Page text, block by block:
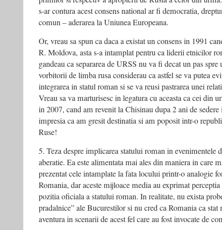
s-ar contura acest consens national ar fi democratia,
comun – aderarea la Uniunea Europeana.
Or, vreau sa spun ca daca a existat un consens in 1991
R. Moldova, asta s-a intamplat pentru ca liderii etnicilor
gandeau ca separarea de URSS nu va fi decat un pas
vorbitorii de limba rusa considerau ca astfel se va putea
integrarea in statul roman si se va reusi pastrarea unei
Vreau sa va marturisesc in legatura cu aceasta ca cei din
in 2007, cand am revenit la Chisinau dupa 2 ani de
impresia ca am gresit destinatia si am poposit intr-o
Ruse!
5. Teza despre implicarea statului roman in evenimentele
aberatie. Ea este alimentata mai ales din maniera in care
prezentat cele intamplate la fata locului printr-o analogie
Romania, dar aceste mijloace media au exprimat
pozitia oficiala a statului roman. In realitate, nu exista
pradalnice” ale Bucurestilor si nu cred ca Romania ca
aventura in scenarii de acest fel care au fost invocate de